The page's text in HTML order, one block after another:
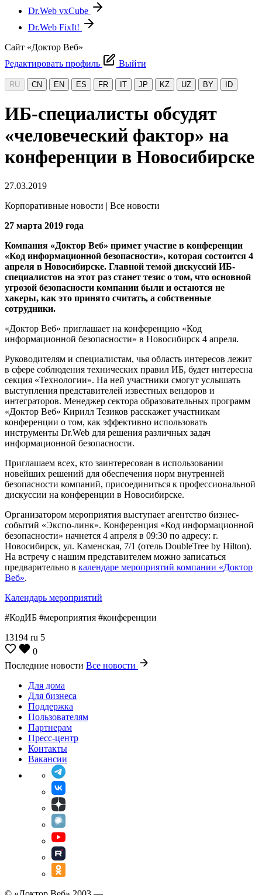
Dr.Web vxCube
Dr.Web FixIt!
Сайт «Доктор Веб»
Редактировать профиль
Выйти
RU CN EN ES FR IT JP KZ UZ BY ID
ИБ-специалисты обсудят
«человеческий фактор» на
конференции в Новосибирске
27.03.2019
Корпоративные новости | Все новости
27 марта 2019 года
Компания «Доктор Веб» примет участие в конференции
«Код информационной безопасности», которая состоится 4
апреля в Новосибирске. Главной темой дискуссий ИБ-
специалистов на этот раз станет тезис о том, что основной
угрозой безопасности компании были и остаются не
хакеры, как это принято считать, а собственные
сотрудники.
«Доктор Веб» приглашает на конференцию «Код
информационной безопасности» в Новосибирск 4 апреля.
Руководителям и специалистам, чья область интересов лежит
в сфере соблюдения технических правил ИБ, будет интересна
секция «Технологии». На ней участники смогут услышать
выступления представителей известных вендоров и
интеграторов. Менеджер сектора образовательных программ
«Доктор Веб» Кирилл Тезиков расскажет участникам
конференции о том, как эффективно использовать
инструменты Dr.Web для решения различных задач
информационной безопасности.
Приглашаем всех, кто заинтересован в использовании
новейших решений для обеспечения норм внутренней
безопасности компаний, присоединиться к профессиональной
дискуссии на конференции в Новосибирске.
Организатором мероприятия выступает агентство бизнес-
событий «Экспо-линк». Конференция «Код информационной
безопасности» начнется 4 апреля в 09:30 по адресу: г.
Новосибирск, ул. Каменская, 7/1 (отель DoubleTree by Hilton).
На встречу с нашим представителем можно записаться
предварительно в календаре мероприятий компании «Доктор
Веб».
Календарь мероприятий
#КодИБ #мероприятия #конференции
13194 ru 5
0
Последние новости Все новости
Для дома
Для бизнеса
Поддержка
Пользователям
Партнерам
Пресс-центр
Контакты
Вакансии